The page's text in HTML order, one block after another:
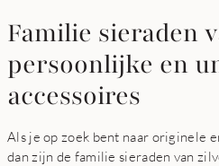
Familie sieraden
persoonlijke en
accessoires
Als je op zoek bent naar originele
dan zijn de familie sieraden van